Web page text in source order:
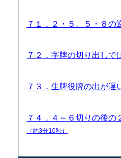
７１．２・５、５・８
７２．字牌の切り出し
７３．生牌役牌の出が
７４．４～６切りの後
（約3分10秒）